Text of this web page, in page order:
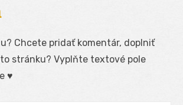
Chcete pridať komentár, doplniť
stránku? Vyplňte textové pole
♥